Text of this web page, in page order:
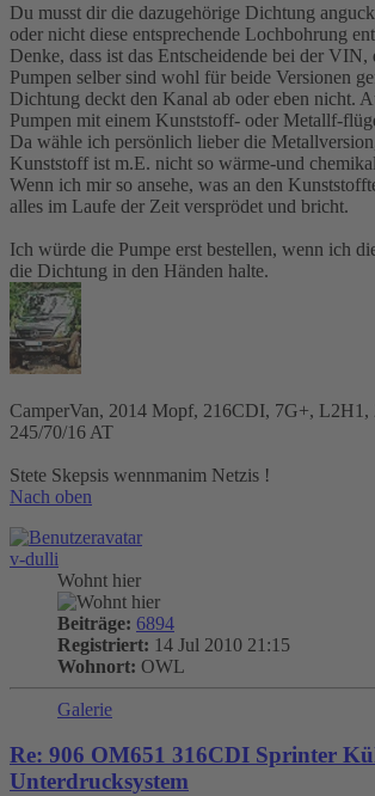
Du musst dir die dazugehörige Dichtung
oder nicht diese entsprechende Lochbohrung
Denke, dass ist das Entscheidende bei der VIN,
Pumpen selber sind wohl für beide Versionen
Dichtung deckt den Kanal ab oder eben nicht.
Pumpen mit einem Kunststoff- oder Metallf-
Da wähle ich persönlich lieber die
Kunststoff ist m.E. nicht so wärme-und
Wenn ich mir so ansehe, was an den
alles im Laufe der Zeit versprödet und bricht.
Ich würde die Pumpe erst bestellen, wenn ich
die Dichtung in den Händen halte.
CamperVan, 2014 Mopf, 216CDI, 7G+, L2H1,
245/70/16 AT
Stete Skepsis wennmanim Netzis !
Nach oben
v-dulli
Wohnt hier
Beiträge: 6894
Registriert: 14 Jul 2010 21:15
Wohnort: OWL
Galerie
Re: 906 OM651 316CDI Sprinter
Unterdrucksystem